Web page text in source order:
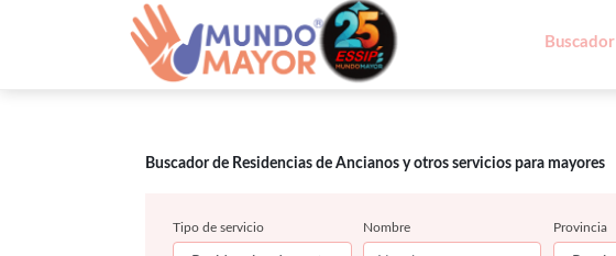
Buscador
Buscador de Residencias de Ancianos y otros servicios para mayores
Tipo de servicio Nombre Provincia